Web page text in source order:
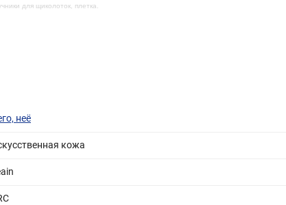
для щиколоток, плетка.
неё
кожа